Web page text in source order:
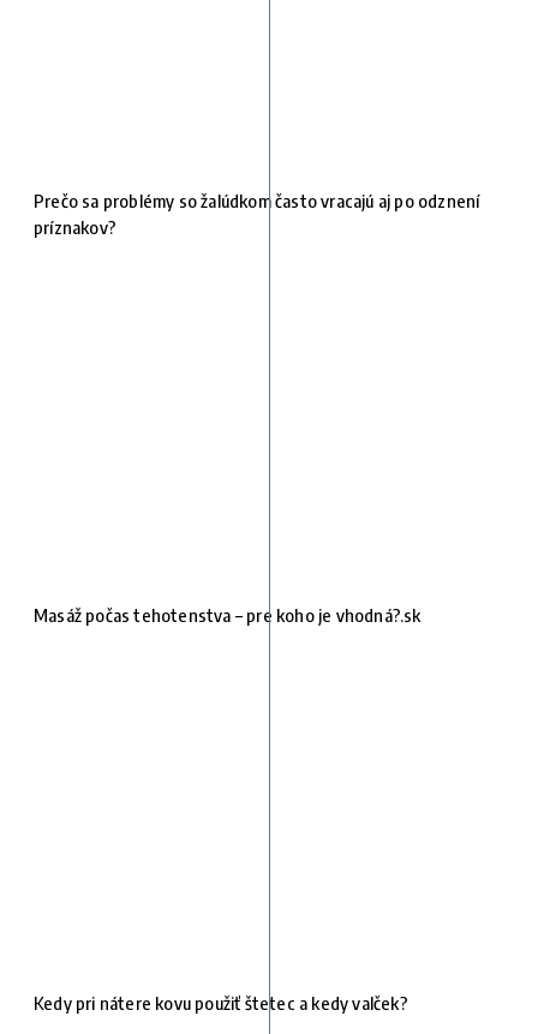
Prečo sa problémy so žalúdkom často vracajú aj po odznení
príznakov?
Masáž počas tehotenstva – pre koho je vhodná?.sk
Kedy pri nátere kovu použiť štetec a kedy valček?